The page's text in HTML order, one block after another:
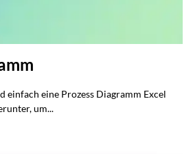
einfach eine Prozess Diagramm Excel
um...